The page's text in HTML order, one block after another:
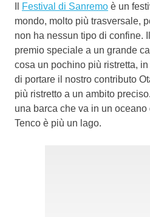
Festival di Sanremo è un
mondo, molto più trasversale,
non ha nessun tipo di confine.
premio speciale a un grande
cosa un pochino più ristretta,
di portare il nostro contributo
più ristretto a un ambito
una barca che va in un oceano
Tenco è più un lago.